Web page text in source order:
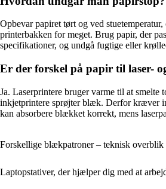
Opbevar papiret tørt og ved
printerbakken for meget. Brug papir, der
specifikationer, og undgå fugtige eller
Er der forskel på papir til laser-
Ja. Laserprintere bruger varme til at smelte
inkjetprintere sprøjter blæk. Derfor kræver
kan absorbere blækket korrekt, mens
Forskellige blækpatroner – teknisk overblik
Laptopstativer, der hjælper dig med at